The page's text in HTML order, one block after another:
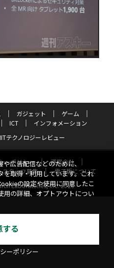
ガジェット
ゲーム
ICT
インフォメーション
テクノロジーレビュー
ーポリシー
運営会社
スタッフ募集
電子版について
Laboratories, Inc. 2026
広告配信などのために、
を取得・利用しています。これ
の設定や使用に同意したこ
用の詳細、オプトアウトについ
する
ーポリシー